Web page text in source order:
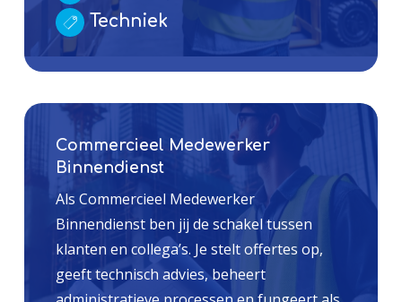
Techniek
Commercieel Medewerker
Binnendienst
Als Commercieel Medewerker
Binnendienst ben jij de schakel tussen
klanten en collega’s. Je stelt offertes op,
geeft technisch advies, beheert